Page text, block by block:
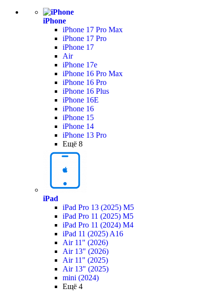
iPhone
iPhone 17 Pro Max
iPhone 17 Pro
iPhone 17
Air
iPhone 17e
iPhone 16 Pro Max
iPhone 16 Pro
iPhone 16 Plus
iPhone 16E
iPhone 16
iPhone 15
iPhone 14
iPhone 13 Pro
Ещё 8
iPad
iPad Pro 13 (2025) M5
iPad Pro 11 (2025) M5
iPad Pro 11 (2024) M4
iPad 11 (2025) A16
Air 11" (2026)
Air 13" (2026)
Air 11" (2025)
Air 13" (2025)
mini (2024)
Ещё 4